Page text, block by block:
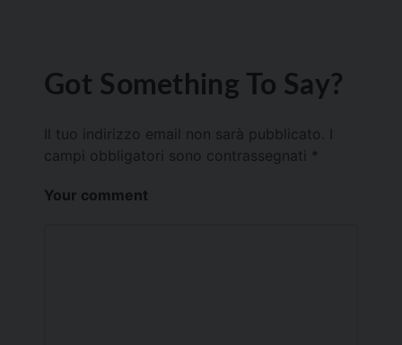
Got Something To Say?
Il tuo indirizzo email non sarà pubblicato.
campi obbligatori sono contrassegnati *
Your comment